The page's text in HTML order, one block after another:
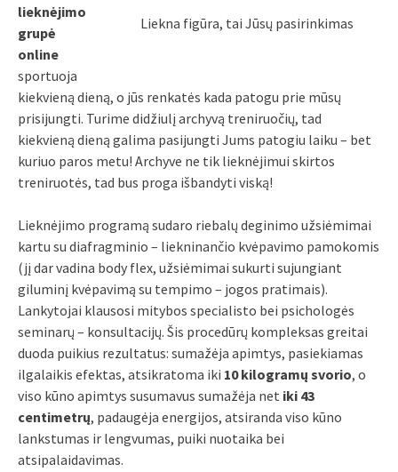
Liekna figūra, tai Jūsų pasirinkimas
lieknėjimo
grupė
online
sportuoja
kiekvieną dieną, o jūs renkatės kada patogu prie mūsų
prisijungti. Turime didžiulį archyvą treniruočių, tad
kiekvieną dieną galima pasijungti Jums patogiu laiku – bet
kuriuo paros metu! Archyve ne tik lieknėjimui skirtos
treniruotės, tad bus proga išbandyti viską!
Lieknėjimo programą sudaro riebalų deginimo užsiėmimai
kartu su diafragminio – liekninančio kvėpavimo pamokomis
(jį dar vadina body flex, užsiėmimai sukurti sujungiant
giluminį kvėpavimą su tempimo – jogos pratimais).
Lankytojai klausosi mitybos specialisto bei psichologės
seminarų – konsultacijų. Šis procedūrų kompleksas greitai
duoda puikius rezultatus: sumažėja apimtys, pasiekiamas
ilgalaikis efektas, atsikratoma iki 10 kilogramų svorio, o
viso kūno apimtys susumavus sumažėja net iki 43
centimetrų, padaugėja energijos, atsiranda viso kūno
lankstumas ir lengvumas, puiki nuotaika bei
atsipalaidavimas.